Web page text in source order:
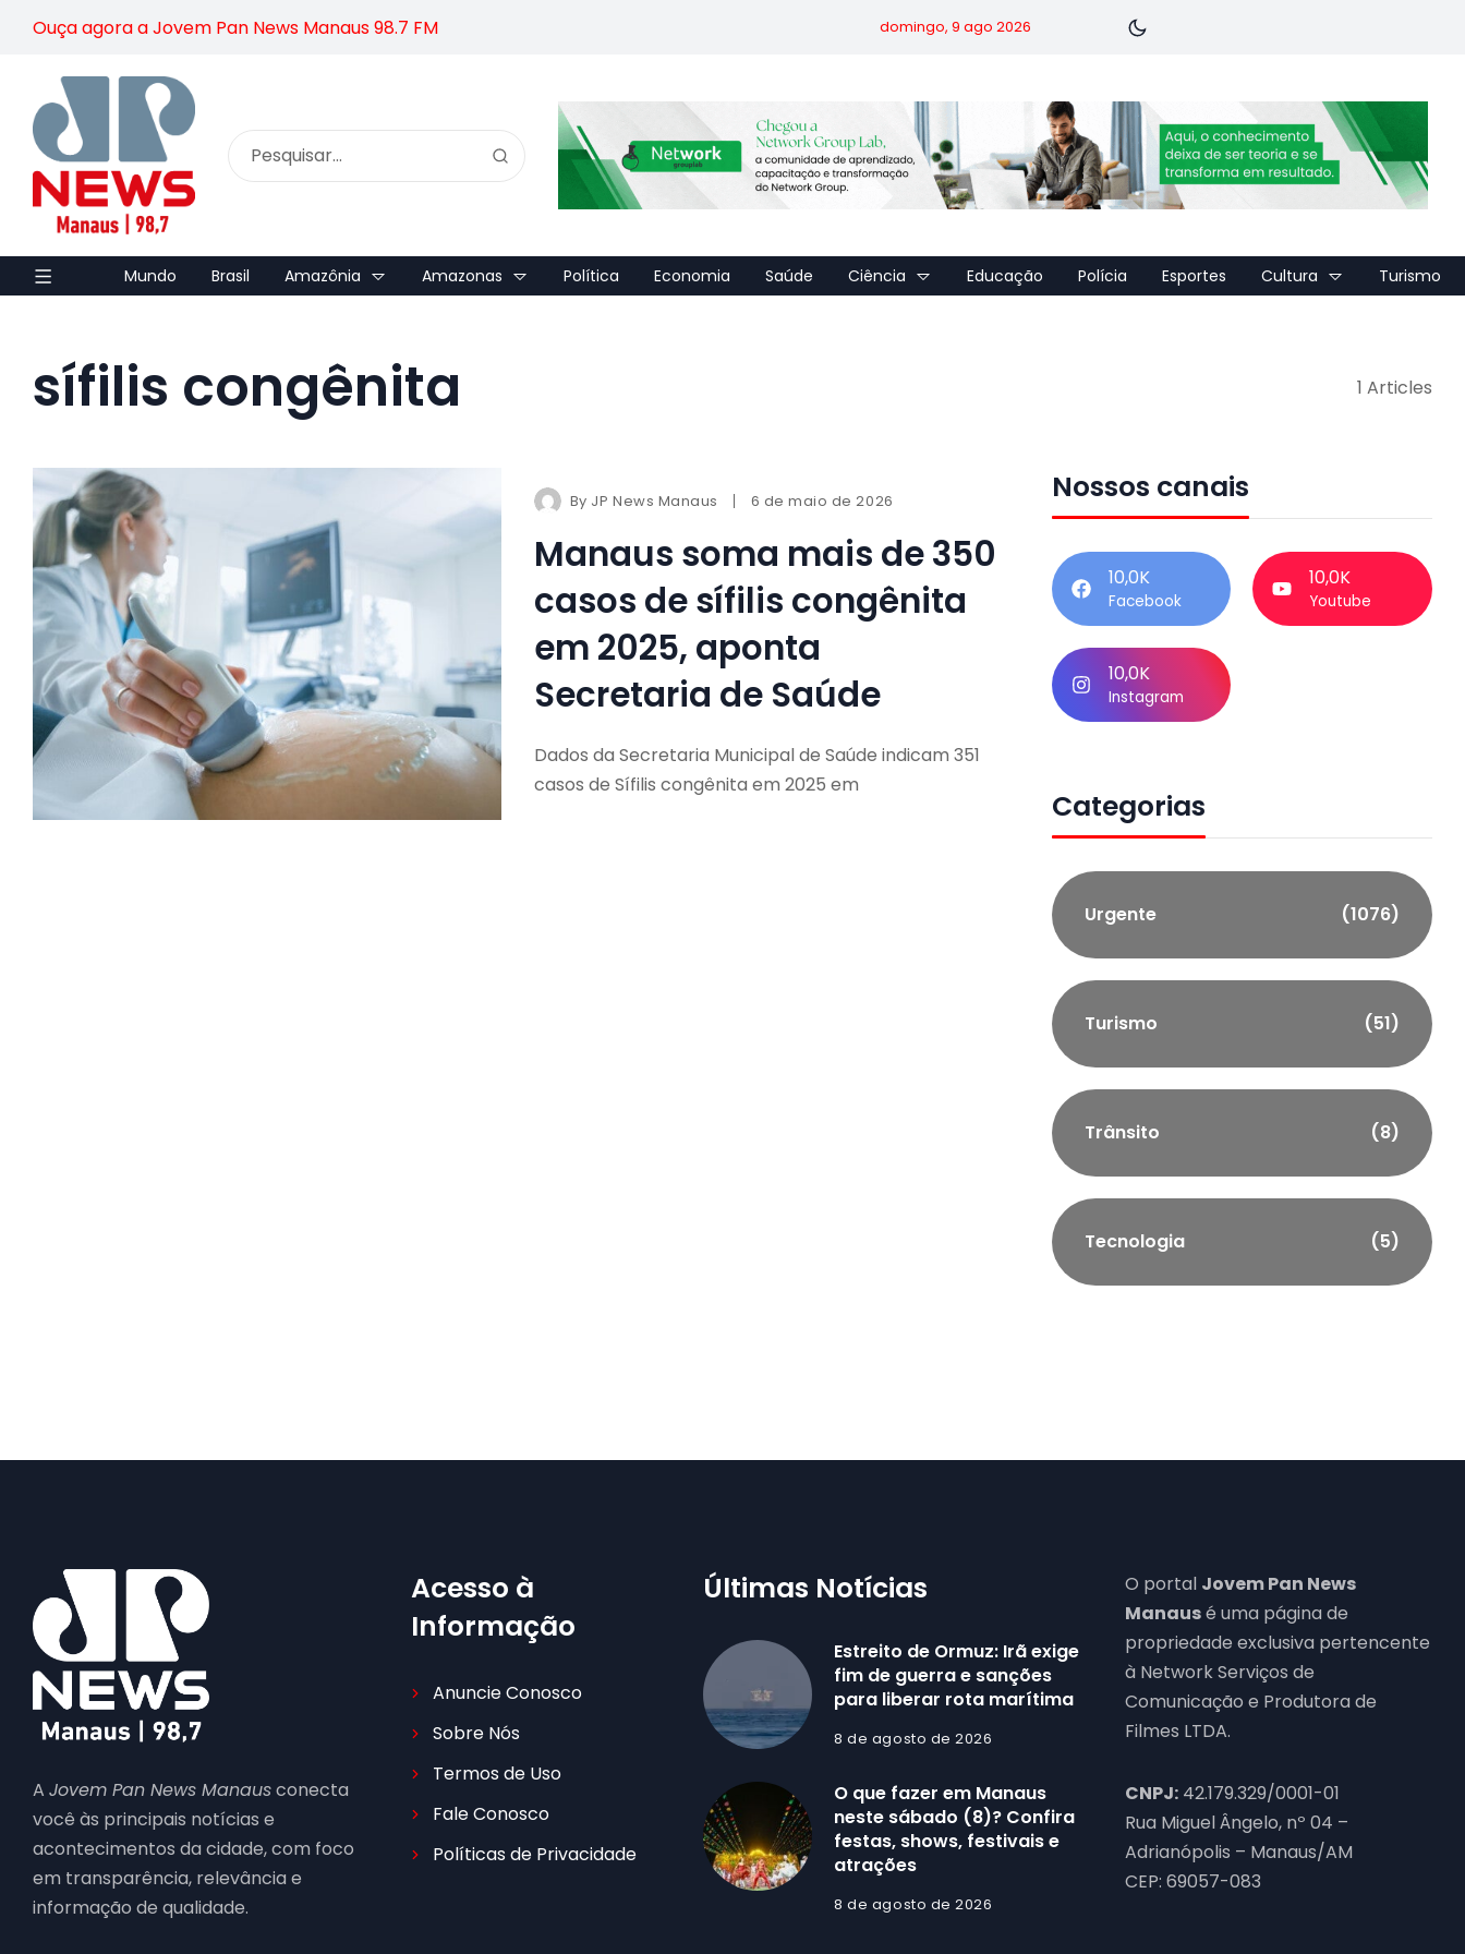
Ouça agora a Jovem Pan News Manaus 98.7 FM domingo, 9 ago 2026
Mundo Brasil Amazônia Amazonas Política Economia Saúde Ciência Educação Polícia Esportes Cultura Turismo
sífilis congênita 1 Articles
By JP News Manaus 6 de maio de 2026
Manaus soma mais de 350
casos de sífilis congênita
em 2025, aponta
Secretaria de Saúde
Dados da Secretaria Municipal de Saúde indicam 351
casos de Sífilis congênita em 2025 em
Nossos canais
10,0K
Facebook
10,0K
Youtube
10,0K
Instagram
Categorias
Urgente (1076)
Turismo (51)
Trânsito (8)
Tecnologia (5)
A Jovem Pan News Manausconecta
você às principais notícias e
acontecimentos da cidade, com foco
em transparência, relevância e
informação de qualidade.
Acesso à
Informação
Anuncie Conosco
Sobre Nós
Termos de Uso
Fale Conosco
Políticas de Privacidade
Últimas Notícias
Estreito de Ormuz: Irã exige
fim de guerra e sanções
para liberar rota marítima
8 de agosto de 2026
O que fazer em Manaus
neste sábado (8)? Confira
festas, shows, festivais e
atrações
8 de agosto de 2026
O portal Jovem Pan News
Manausé uma página de
propriedade exclusiva pertencente
à Network Serviços de
Comunicação e Produtora de
Filmes LTDA.
CNPJ:42.179.329/0001-01
Rua Miguel Ângelo, nº 04 –
Adrianópolis – Manaus/AM
CEP: 69057-083